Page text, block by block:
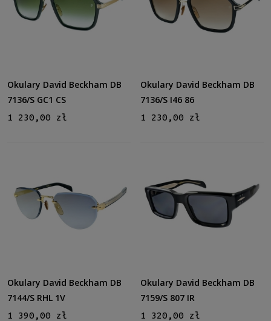
Okulary David Beckham DB
7136/S GC1 CS
1 230,00 zł
Okulary David Beckham DB
7136/S I46 86
1 230,00 zł
Okulary David Beckham DB
7144/S RHL 1V
1 390,00 zł
Okulary David Beckham DB
7159/S 807 IR
1 320,00 zł